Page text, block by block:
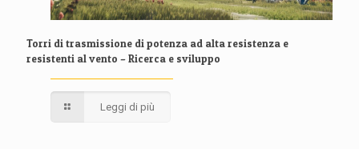
Torri di trasmissione di potenza ad alta resistenza e
resistenti al vento – Ricerca e sviluppo
Leggi di più